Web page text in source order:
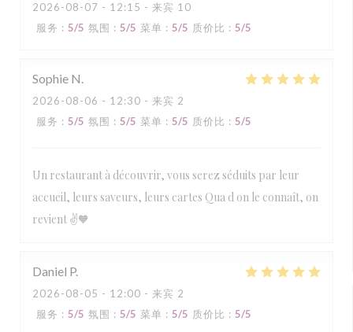
2026-08-07 - 12:15 - 来宾 10
服务 : 5/5 氛围 : 5/5 菜单 : 5/5 质价比 : 5/5
Sophie N
2026-08-06 - 12:30 - 来宾 2
服务 : 5/5 氛围 : 5/5 菜单 : 5/5 质价比 : 5/5
Un restaurant à découvrir, vous serez séduits par leur
accueil, leurs saveurs, leurs cartes Qua d on le connaît, on
revient ✌️🧡
Daniel P
2026-08-05 - 12:00 - 来宾 2
服务 : 5/5 氛围 : 5/5 菜单 : 5/5 质价比 : 5/5